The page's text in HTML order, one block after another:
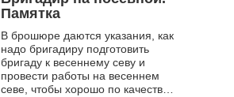
Памятка
В брошюре даются указания, как
надо бригадиру подготовить
бригаду к весеннему севу и
провести работы на весеннем
севе, чтобы хорошо по качеству